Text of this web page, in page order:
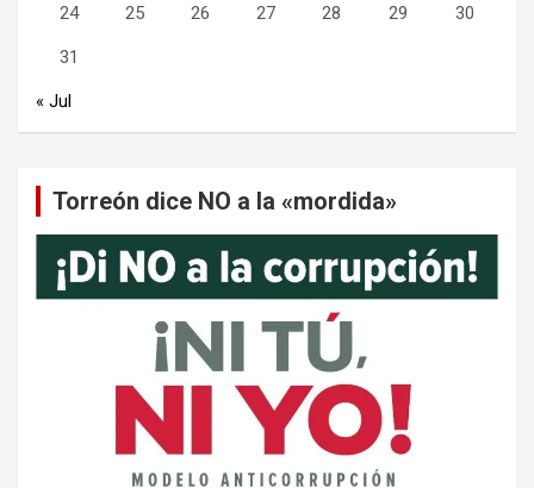
24 25 26 27 28 29 30
31
« Jul
Torreón dice NO a la «mordida»